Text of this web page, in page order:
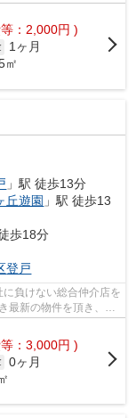
：2,000円 )
1ヶ月
㎡
」駅 徒歩13分
丘遊園 」駅 徒歩13
歩18分
登戸
負けない総合仲介店を
最新の物件を頂き、お
：3,000円 )
0ヶ月